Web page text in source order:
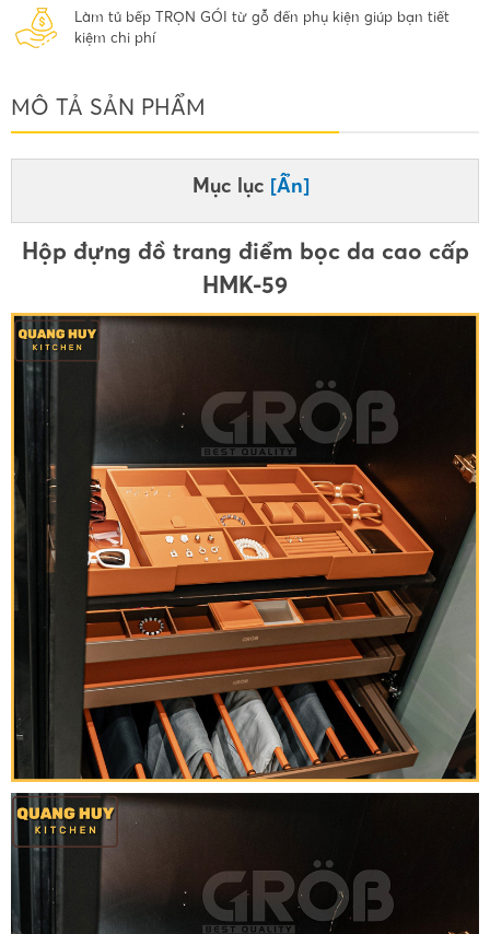
Làm tủ bếp TRỌN GÓI từ gỗ đến phụ kiện giúp bạn tiết
kiệm chi phí
MÔ TẢ SẢN PHẨM
Mục lục [Ẩn]
Hộp đựng đồ trang điểm bọc da cao cấp
HMK-59